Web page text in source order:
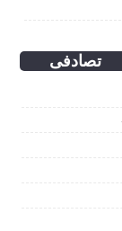
تصادفی